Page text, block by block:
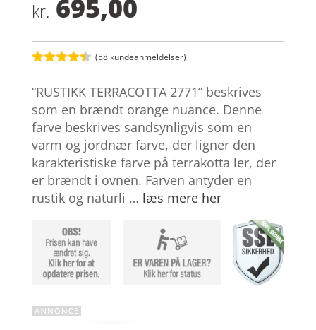
kr. 695,00
ud af 5
baseret
på
kundebedø
mmelser
(58 kundeanmeldelser)
“RUSTIKK TERRACOTTA 2771” beskrives
som en brændt orange nuance. Denne
farve beskrives sandsynligvis som en
varm og jordnær farve, der ligner den
karakteristiske farve på terrakotta ler, der
er brændt i ovnen. Farven antyder en
rustik og naturli … læs mere her